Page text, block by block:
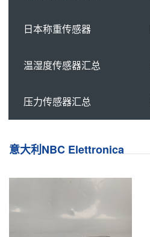
日本称重传感器
温湿度传感器汇总
压力传感器汇总
意大利NBC Elettronica